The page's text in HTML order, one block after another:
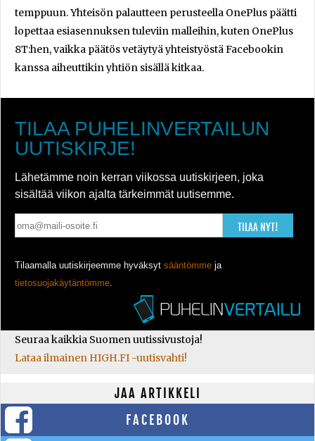
temppuun. Yhteisön palautteen perusteella OnePlus päätti
lopettaa esiasennuksen tuleviin malleihin, kuten OnePlus
8T:hen, vaikka päätös vetäytyä yhteistyöstä Facebookin
kanssa aiheuttikin yhtiön sisällä kitkaa.
TILAA PUHELINVERTAILUN
UUTISKIRJE!
Lähetämme noin kerran viikossa uutiskirjeen, joka
sisältää viikon ajalta tärkeimmät uutisemme.
TILAA NYT!
Tilaamalla uutiskirjeemme hyväksyt sääntömme ja
tietosuojakäytäntömme.
Seuraa kaikkia Suomen uutissivustoja!
Lataa ilmainen HIGH.FI -uutisvahti!
JAA ARTIKKELI
FACEBOOK